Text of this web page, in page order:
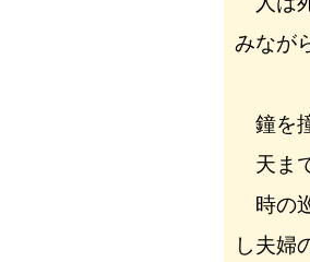
みなが
鐘を
天ま
時の
し夫婦